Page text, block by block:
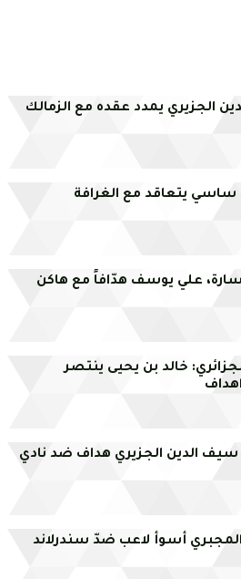
الجزيري يمدد عقده مع الزمالك
ساسي يتعاقد مع الغرافة
علي يوسف هدّافاً مع هاكن
خالد بن يحيى ينتصر
سيف الدين الجزيري هداف ضد نادي
أسوأ لاعب ضدّ سندرلاند